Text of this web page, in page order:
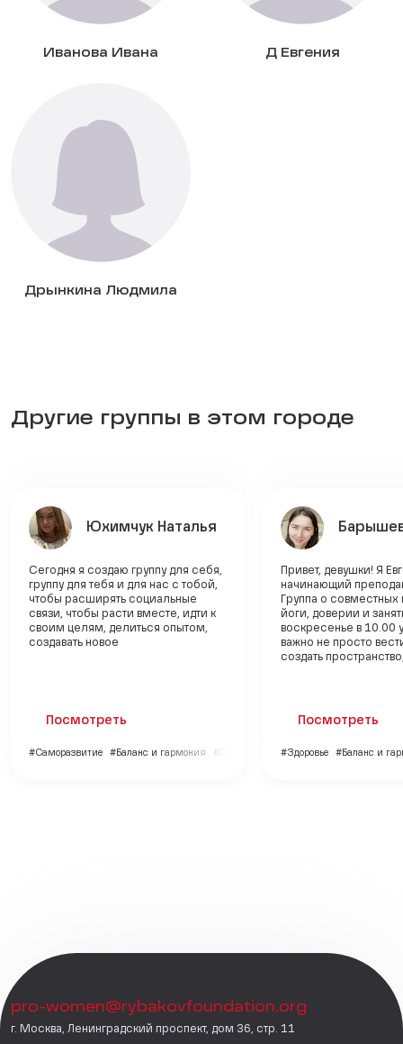
Иванова Ивана Д Евгения
Дрынкина Людмила
Другие группы в этом городе
Юхимчук Наталья
Сегодня я создаю группу для себя,
группу для тебя и для нас с тобой,
чтобы расширять социальные
связи, чтобы расти вместе, идти к
своим целям, делиться опытом,
создавать новое
Посмотреть
#Саморазвитие #Баланс и гармония #Личный бренд
Привет, девушки! Я
начинающий
Группа о совместных
йоги, доверии и
воскресенье в 10.00
важно не просто
создать
Посмотреть
#Здоровье #Баланс и
pro-women@rybakovfoundation.org
г. Москва, Ленинградский проспект, дом 36, стр. 11